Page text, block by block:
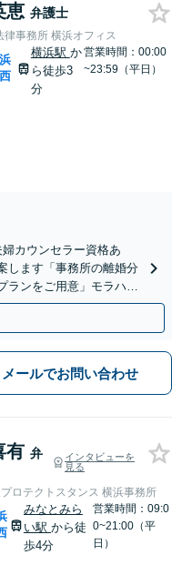
恵 弁護士
律事務所 横浜オフィス
横浜駅 か
ら徒歩3
分
営業時間：00:00
~23:59（平日）
カウンセラー資格あ
します「事務所の離婚分
ランをご用意」モラハラ
連れ相談可】
メールでお問い合わせ
有 弁
インタビューを
見る
ロテクトスタンス 横浜事務所
みなとみら
い駅 から徒
歩4分
営業時間：09:0
0~21:00（平
日）